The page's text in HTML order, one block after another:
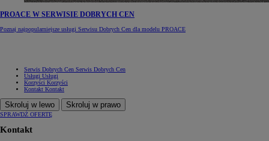
PROACE W SERWISIE DOBRYCH CEN
Poznaj najpopularniejsze usługi Serwisu Dobrych Cen dla modelu PROACE
Serwis Dobrych Cen Serwis Dobrych Cen
Usługi Usługi
Korzyści Korzyści
Kontakt Kontakt
Skroluj w lewo Skroluj w prawo
SPRAWDŹ OFERTĘ
Kontakt